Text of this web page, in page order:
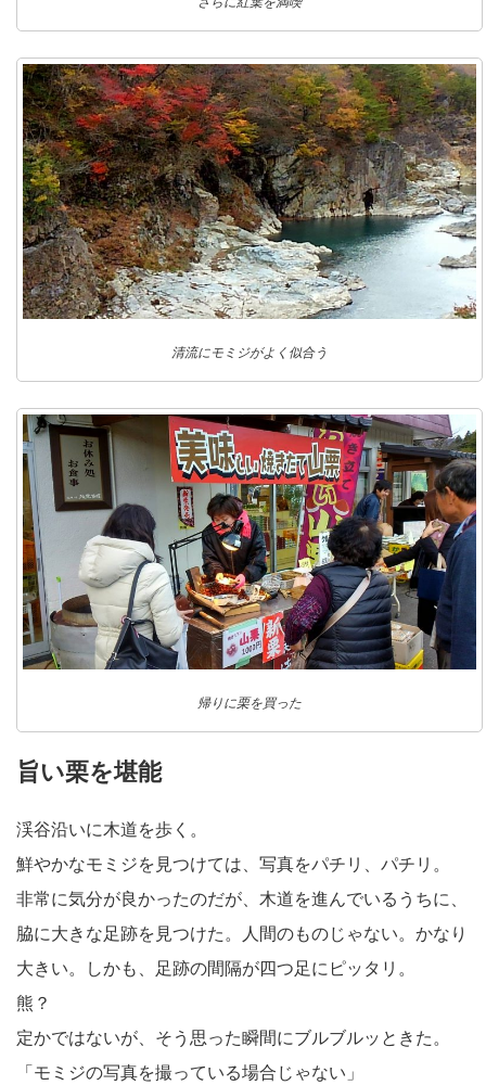
清流にモミジがよく似合う
帰りに栗を買った
旨い栗を堪能
渓谷沿いに木道を歩く。
鮮やかなモミジを見つけては、写真をパチリ、パチリ。
非常に気分が良かったのだが、木道を進んでいるうちに、
脇に大きな足跡を見つけた。人間のものじゃない。かなり
大きい。しかも、足跡の間隔が四つ足にピッタリ。
熊？
定かではないが、そう思った瞬間にブルブルッときた。
「モミジの写真を撮っている場合じゃない」